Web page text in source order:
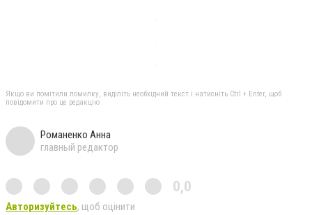
Якщо ви помітили помилку, виділіть необхідний текст і натисніть Ctrl + Enter, щоб
повідомити про це редакцію
Романенко Анна
главный редактор
0,0
Авторизуйтесь, щоб оцінити